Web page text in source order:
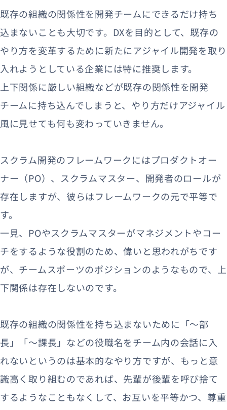
既存の組織の関係性を開発チームにできるだけ持ち
込まないことも大切です。DXを目的として、既存の
やり方を変革するために新たにアジャイル開発を取り
入れようとしている企業には特に推奨します。
上下関係に厳しい組織などが既存の関係性を開発
チームに持ち込んでしまうと、やり方だけアジャイル
風に見せても何も変わっていきません。
スクラム開発のフレームワークにはプロダクトオー
ナー（PO）、スクラムマスター、開発者のロールが
存在しますが、彼らはフレームワークの元で平等で
す。
一見、POやスクラムマスターがマネジメントやコー
チをするような役割のため、偉いと思われがちです
が、チームスポーツのポジションのようなもので、上
下関係は存在しないのです。
既存の組織の関係性を持ち込まないために「〜部
長」「〜課長」などの役職名をチーム内の会話に入
れないというのは基本的なやり方ですが、もっと意
識高く取り組むのであれば、先輩が後輩を呼び捨て
するようなこともなくして、お互いを平等かつ、尊重